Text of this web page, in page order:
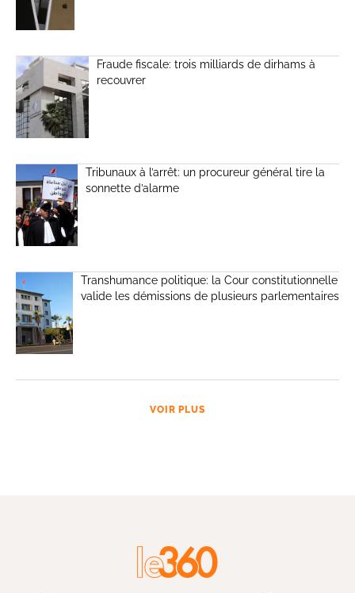
Fraude fiscale: trois milliards de dirhams à
recouvrer
Tribunaux à l’arrêt: un procureur général tire la
sonnette d’alarme
Transhumance politique: la Cour constitutionnelle
valide les démissions de plusieurs parlementaires
VOIR PLUS